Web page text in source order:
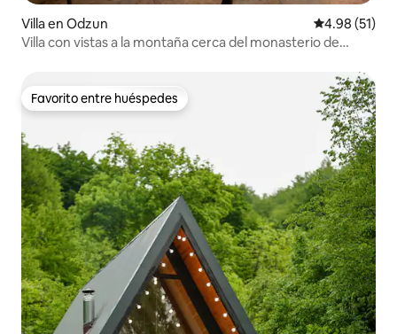
Villa en Odzun Calificación
4.98 (51)
Villa con vistas a la montaña cerca del monasterio de
Favorito entre huéspedes
Favorito entre huéspedes